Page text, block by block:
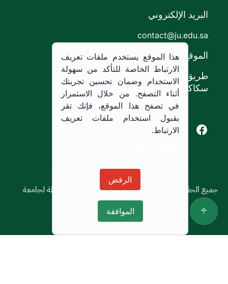
البريد الإلكتروني
contact@ju.edu.sa
الموقع
طريق الملك خالد،
سكاكا, المملكة العربية السعودية.
Facebook of Jouf University
X of Jouf University
سياسة الاستخدام
جميع الحقوق محفوظة © 2026 جميع الحقوق محفوظة لجامعة
الجوف
هذا الموقع يستخدم ملفات تعريف
الارتباط الخاصة للتأكد من سهولة
الاستخدام وضمان تحسين تجربتك
أثناء التصفح. من خلال الاستمرار
في تصفح هذا الموقع، فإنك تقر
بقبول استخدام ملفات تعريف
الارتباط.
الرفض
الموافقة